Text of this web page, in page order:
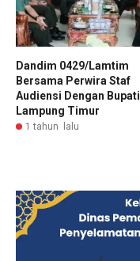
Dandim 0429/Lamtim
Bersama Perwira Staf
Audiensi Dengan Bupati
Lampung Timur
1 tahun lalu